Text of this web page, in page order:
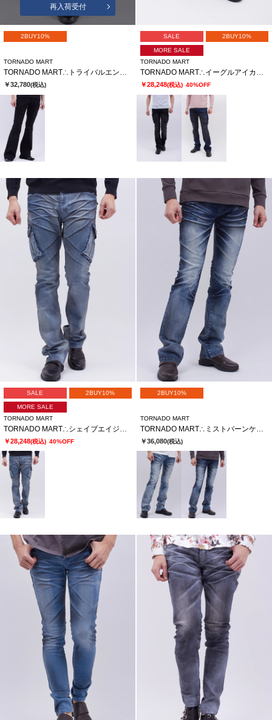
再入荷受付
2BUY10%
TORNADO MART
TORNADO MART∴トライバルエンブロイダリーベルボトム
￥32,780(税込)
SALE 2BUY10%
MORE SALE
TORNADO MART
TORNADO MART∴イーグルアイカーゴデニム
￥28,248(税込) 40%OFF
SALE 2BUY10%
MORE SALE
TORNADO MART
￥28,248(税込) 40%OFF
2BUY10%
TORNADO MART
￥36,080(税込)